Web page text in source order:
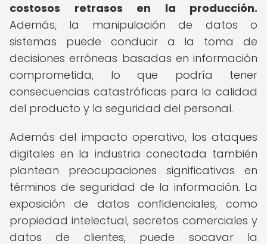
costosos retrasos en la producción.
Además, la manipulación de datos o
sistemas puede conducir a la toma de
decisiones erróneas basadas en información
comprometida, lo que podría tener
consecuencias catastróficas para la calidad
del producto y la seguridad del personal.
Además del impacto operativo, los ataques
digitales en la industria conectada también
plantean preocupaciones significativas en
términos de seguridad de la información. La
exposición de datos confidenciales, como
propiedad intelectual, secretos comerciales y
datos de clientes, puede socavar la